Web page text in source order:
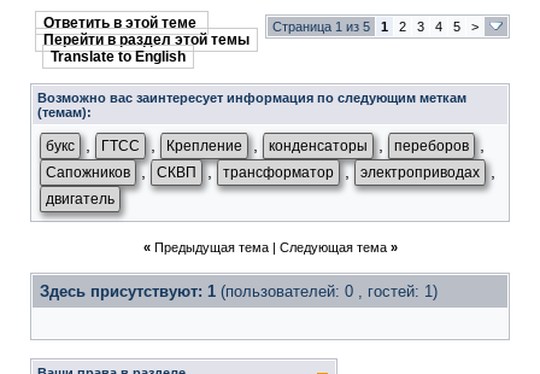
Ответить в этой теме
Перейти в раздел этой темы
Translate to English
Страница 1 из 5 1 2 3 4 5 >
Возможно вас заинтересует информация по следующим меткам
(темам):
букс ГТСС Крепление конденсаторы переборов
Сапожников , СКВП , трансформатор , электроприводах
двигатель
« Предыдущая тема| Следующая тема »
Здесь присутствуют: 1 (пользователей: 0 , гостей: 1)